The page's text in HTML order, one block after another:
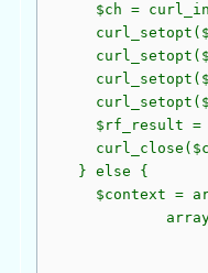
$ch =
curl_setopt($ch,
curl_setopt($ch,
curl_setopt($ch,
curl_setopt($ch,
$rf_result =
} else {
$context =
'header' =>
'User-